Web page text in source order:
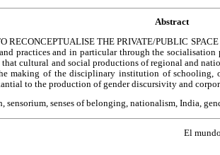
Abstract
RECONCEPTUALISE THE PRIVATE/PUBLIC
practices and in particular through the socialisation
that cultural and social productions of regional and
making of the disciplinary institution of schooling,
to the production of gender discursivity and
sensorium, senses of belonging, nationalism, India,
El